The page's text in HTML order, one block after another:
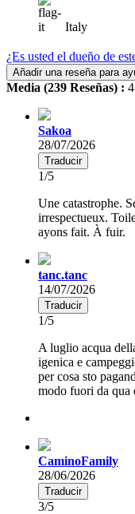
Italy
¿Es usted el dueño de
Añadir una reseña para
Media (239 Reseñas) :
Sakoa
28/07/2026
Traducir
1/5
Une catastrophe.
irrespectueux.
ayons fait. À fuir.
tanc.tanc
14/07/2026
Traducir
1/5
A luglio acqua
igenica e
per cosa sto
modo fuori da qua
CaminoFamily
28/06/2026
Traducir
3/5